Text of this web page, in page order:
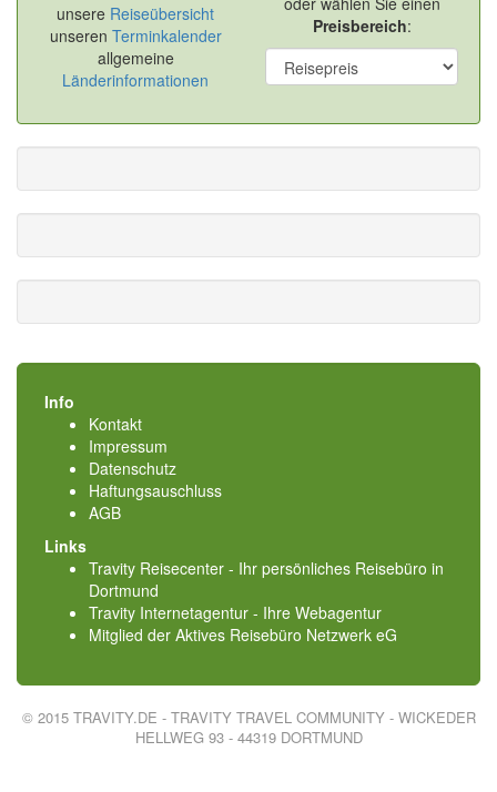
unsere Reiseübersicht
unseren Terminkalender
allgemeine
Länderinformationen
Preisbereich:
Info
Kontakt
Impressum
Datenschutz
Haftungsauschluss
AGB
Links
Travity Reisecenter - Ihr persönliches Reisebüro in
Dortmund
Travity Internetagentur - Ihre Webagentur
Mitglied der Aktives Reisebüro Netzwerk eG
© 2015 TRAVITY.DE - TRAVITY TRAVEL COMMUNITY - WICKEDER
HELLWEG 93 - 44319 DORTMUND